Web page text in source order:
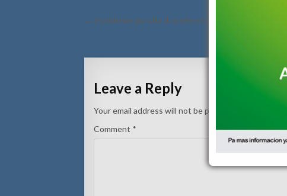
Post
← Accidente pa falta di preferencia na e pompstation di
Homber no a
Leave a Reply
Your email address will not be published.
Comment *